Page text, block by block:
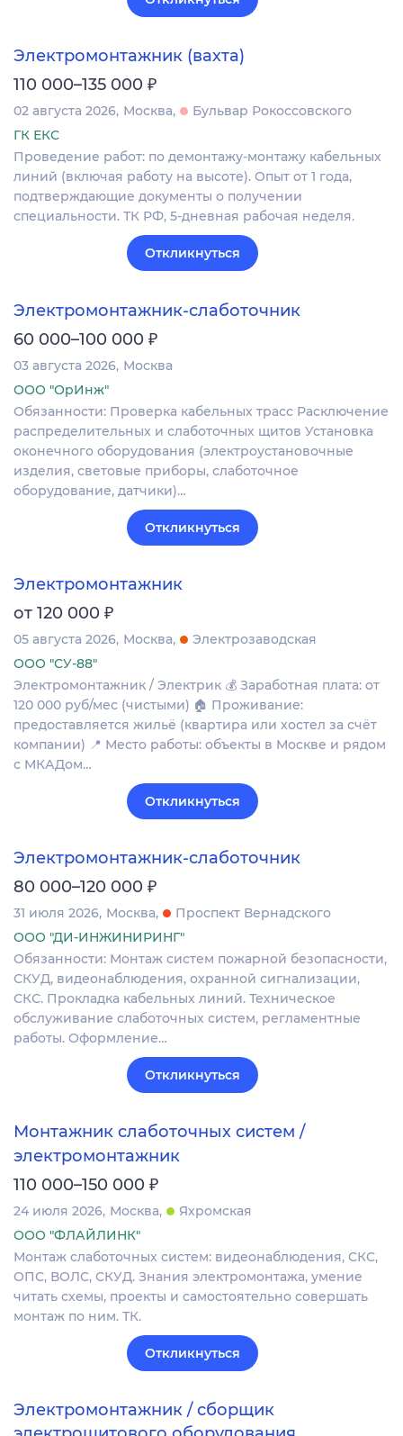
Электромонтажник (вахта)
110 000–135 000 ₽
02 августа 2026 Москва
Бульвар Рокоссовского
ГК ЕКС
Проведение работ: по демонтажу-монтажу кабельных
линий (включая работу на высоте). Опыт от 1 года,
подтверждающие документы о получении
специальности. ТК РФ, 5-дневная рабочая неделя.
Откликнуться
Электромонтажник-слаботочник
60 000–100 000 ₽
03 августа 2026 Москва
ООО "ОрИнж"
Обязанности: Проверка кабельных трасс Расключение
распределительных и слаботочных щитов Установка
оконечного оборудования (электроустановочные
изделия, световые приборы, слаботочное
оборудование, датчики)…
Откликнуться
Электромонтажник
от 120 000 ₽
05 августа 2026 Москва
Электрозаводская
ООО "СУ-88"
Электромонтажник / Электрик 💰 Заработная плата: от
120 000 руб/мес (чистыми) 🏠 Проживание:
предоставляется жильё (квартира или хостел за счёт
компании) 📍 Место работы: объекты в Москве и рядом
с МКАДом…
Откликнуться
Электромонтажник-слаботочник
80 000–120 000 ₽
31 июля 2026 Москва
Проспект Вернадского
ООО "ДИ-ИНЖИНИРИНГ"
Обязанности: Монтаж систем пожарной безопасности,
СКУД, видеонаблюдения, охранной сигнализации,
СКС. Прокладка кабельных линий. Техническое
обслуживание слаботочных систем, регламентные
работы. Оформление…
Откликнуться
Монтажник слаботочных систем /
электромонтажник
110 000–150 000 ₽
24 июля 2026 Москва
Яхромская
ООО "ФЛАЙЛИНК"
Монтаж слаботочных систем: видеонаблюдения, СКС,
ОПС‚ ВОЛС, СКУД. Знания электромонтажа, умение
читать схемы, проекты и самостоятельно совершать
монтаж по ним. ТК.
Откликнуться
Электромонтажник / сборщик